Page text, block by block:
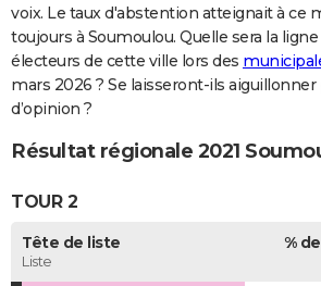
voix. Le taux d'abstention atteignait à ce
toujours à Soumoulou. Quelle sera la
électeurs de cette ville lors des
mars 2026 ? Se laisseront-ils
d’opinion ?
Résultat régionale 2021
TOUR 2
Tête de liste
Liste
%